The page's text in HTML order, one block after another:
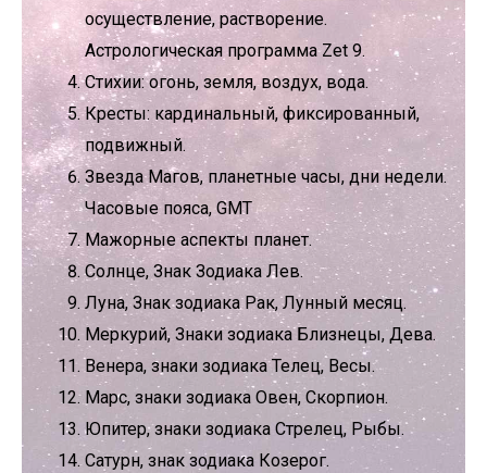
осуществление, растворение.
Астрологическая программа Zet 9.
Стихии: огонь, земля, воздух, вода.
Кресты: кардинальный, фиксированный,
подвижный.
Звезда Магов, планетные часы, дни недели.
Часовые пояса, GMT
Мажорные аспекты планет.
Солнце, Знак Зодиака Лев.
Луна, Знак зодиака Рак, Лунный месяц.
Меркурий, Знаки зодиака Близнецы, Дева.
Венера, знаки зодиака Телец, Весы.
Марс, знаки зодиака Овен, Скорпион.
Юпитер, знаки зодиака Стрелец, Рыбы.
Сатурн, знак зодиака Козерог.